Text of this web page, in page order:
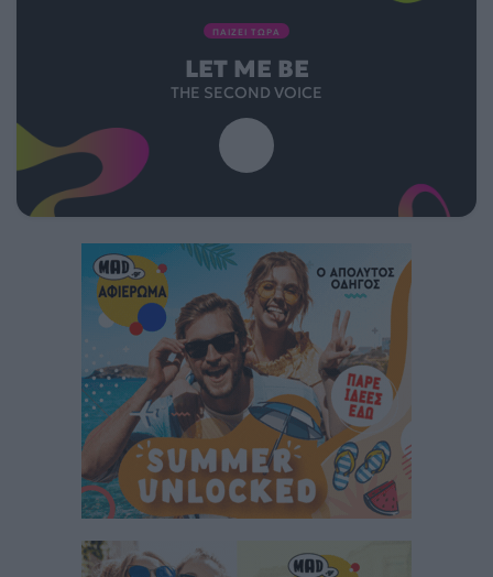
ΠΑΙΖΕΙ ΤΩΡΑ
LET ME BE
THE SECOND VOICE